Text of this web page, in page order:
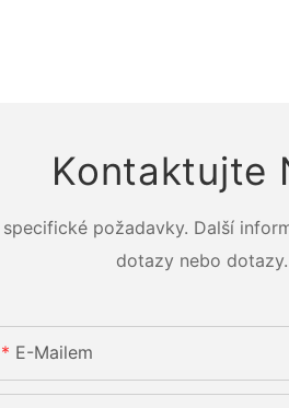
Kontaktujte
požadavky. Další
dotazy nebo dotazy.
E-Mailem